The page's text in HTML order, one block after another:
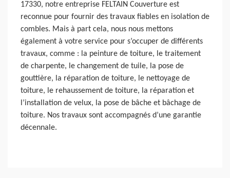
17330, notre entreprise FELTAIN Couverture est
reconnue pour fournir des travaux fiables en isolation de
combles. Mais à part cela, nous nous mettons
également à votre service pour s’occuper de différents
travaux, comme : la peinture de toiture, le traitement
de charpente, le changement de tuile, la pose de
gouttière, la réparation de toiture, le nettoyage de
toiture, le rehaussement de toiture, la réparation et
l’installation de velux, la pose de bâche et bâchage de
toiture. Nos travaux sont accompagnés d’une garantie
décennale.